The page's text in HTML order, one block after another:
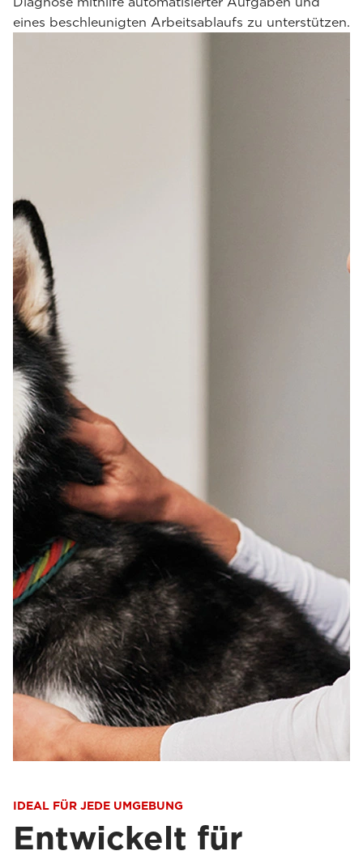
eines beschleunigten Arbeitsablaufs zu unterstützen.
IDEAL FÜR JEDE UMGEBUNG
Entwickelt für